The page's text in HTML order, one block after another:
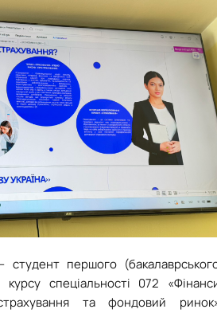
– студент першого
спеціальності 072
та фондовий